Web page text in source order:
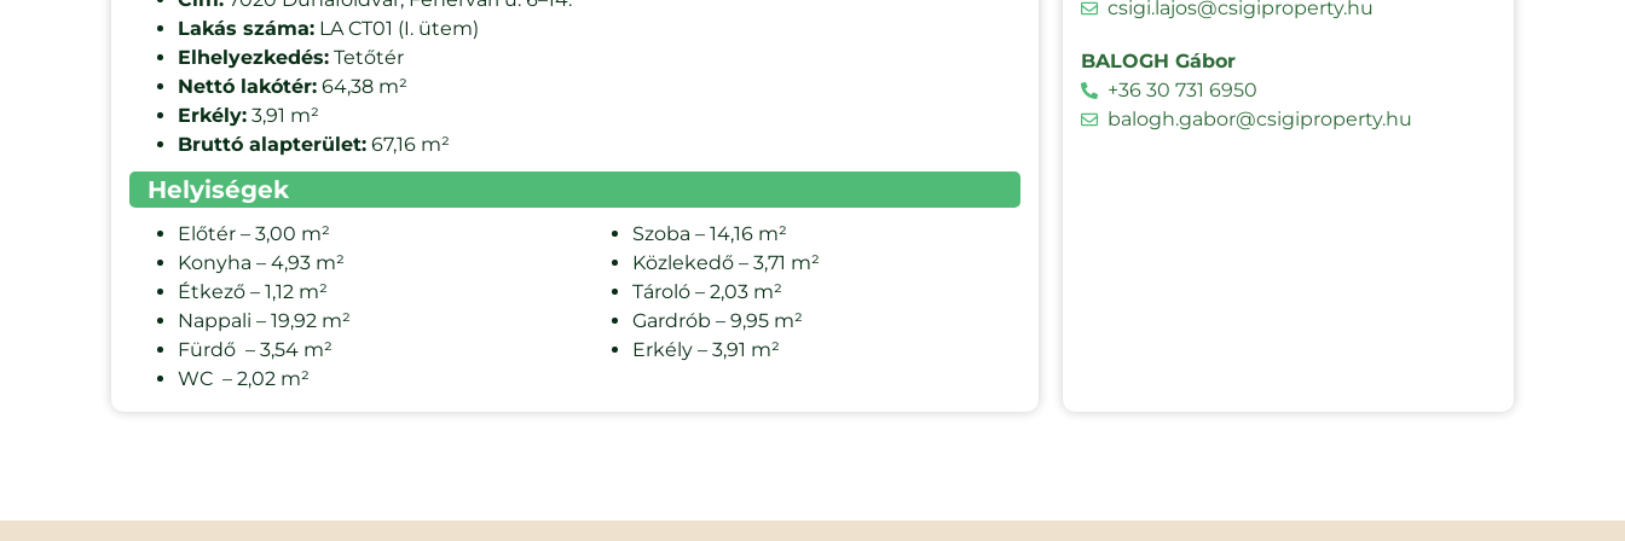
Lakás száma: LA CT01 (I. ütem)
Elhelyezkedés: Tetőtér
Nettó lakótér: 64,38 m²
Erkély: 3,91 m²
Bruttó alapterület: 67,16 m²
Helyiségek
Előtér – 3,00 m²
Konyha – 4,93 m²
Étkező – 1,12 m²
Nappali – 19,92 m²
Fürdő – 3,54 m²
WC – 2,02 m²
Szoba – 14,16 m²
Közlekedő – 3,71 m²
Tároló – 2,03 m²
Gardrób – 9,95 m²
Erkély – 3,91 m²
csigi.lajos@csigiproperty.hu
BALOGH Gábor
+36 30 731 6950
balogh.gabor@csigiproperty.hu